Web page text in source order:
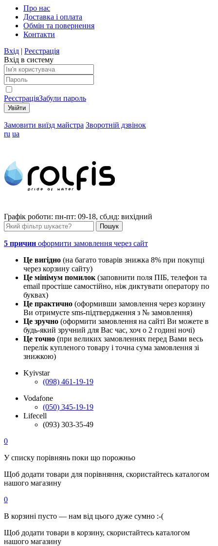
Про нас
Доставка і оплата
Обмін та повернення
Контакти
Вхід | Реєстрація
Вхід в систему
РеєстраціяЗабули пароль
Замовити виїзд майстра Зворотній дзвінок
ru ua
Графік роботи: пн-пт: 09-18, сб,нд: вихідний
5 причин оформити замовлення через сайт
Це вигідно (на багато товарів знижка 8% при покупці
через корзину сайту)
Це мінімум помилок (заповнити поля ПІБ, телефон та
email простіше самостійно, ніж диктувати оператору по
буквах)
Це практично (оформивши замовлення через корзину
Ви отримуєте sms-підтвердження з № замовлення)
Це зручно (оформити замовлення на сайті Ви можете в
будь-який зручний для Вас час, хоч о 2 годині ночі)
Це точно (при великих замовленнях перед Вами весь
перелік купленого товару і точна сума замовлення зі
знижкою)
Kyivstar
(098) 461-19-19
Vodafone
(050) 345-19-19
Lifecell
(093) 303-35-49
0
У списку порівнянь поки що порожньо
Щоб додати товари для порівняння, скористайтесь каталогом
нашого магазину
0
В корзині пусто — нам від цього дуже сумно :-(
Щоб додати товари в корзину, скористайтесь каталогом
нашого магазину